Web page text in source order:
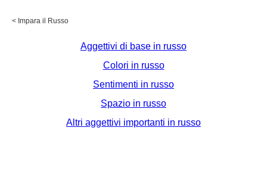
< Impara il Russo
Aggettivi di base in russo
Colori in russo
Sentimenti in russo
Spazio in russo
Altri aggettivi importanti in russo